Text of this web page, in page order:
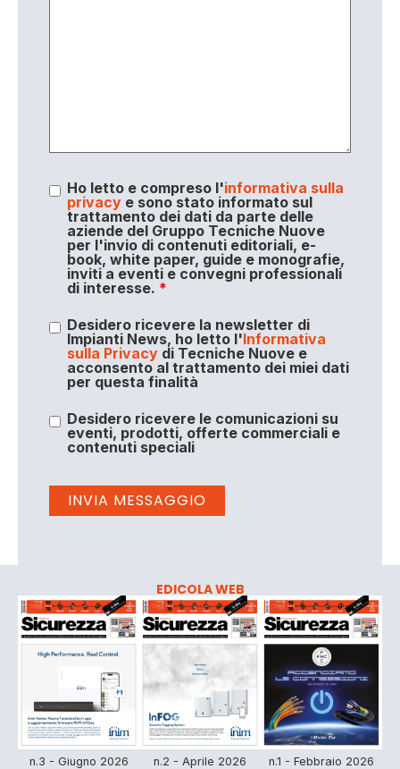
Ho letto e compreso l'informativa sulla
privacye sono stato informato sul
trattamento dei dati da parte delle
aziende del Gruppo Tecniche Nuove
per l'invio di contenuti editoriali, e-
book, white paper, guide e monografie,
inviti a eventi e convegni professionali
di interesse. *
Desidero ricevere la newsletter di
Impianti News, ho letto l'Informativa
sulla Privacydi Tecniche Nuove e
acconsento al trattamento dei miei dati
per questa finalità
Desidero ricevere le comunicazioni su
eventi, prodotti, offerte commerciali e
contenuti speciali
EDICOLA WEB
n.3 - Giugno 2026 n.2 - Aprile 2026 n.1 - Febbraio 2026